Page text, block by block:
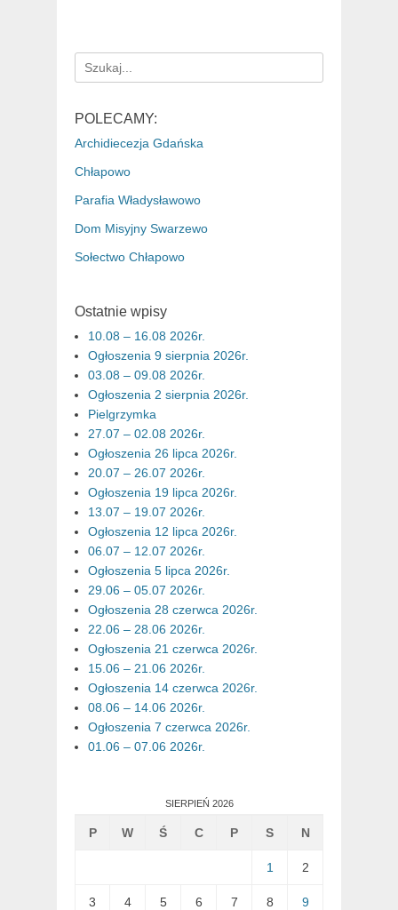
Search
for:
POLECAMY:
Archidiecezja Gdańska
Chłapowo
Parafia Władysławowo
Dom Misyjny Swarzewo
Sołectwo Chłapowo
Ostatnie wpisy
10.08 – 16.08 2026r.
Ogłoszenia 9 sierpnia 2026r.
03.08 – 09.08 2026r.
Ogłoszenia 2 sierpnia 2026r.
Pielgrzymka
27.07 – 02.08 2026r.
Ogłoszenia 26 lipca 2026r.
20.07 – 26.07 2026r.
Ogłoszenia 19 lipca 2026r.
13.07 – 19.07 2026r.
Ogłoszenia 12 lipca 2026r.
06.07 – 12.07 2026r.
Ogłoszenia 5 lipca 2026r.
29.06 – 05.07 2026r.
Ogłoszenia 28 czerwca 2026r.
22.06 – 28.06 2026r.
Ogłoszenia 21 czerwca 2026r.
15.06 – 21.06 2026r.
Ogłoszenia 14 czerwca 2026r.
08.06 – 14.06 2026r.
Ogłoszenia 7 czerwca 2026r.
01.06 – 07.06 2026r.
SIERPIEŃ 2026
P W Ś C P S N
1 2
3 4 5 6 7 8 9